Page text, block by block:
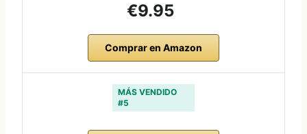
€9.95
Comprar en Amazon
MÁS VENDIDO
#5